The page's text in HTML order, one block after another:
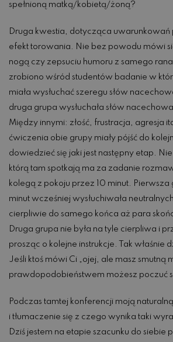
spełnioną matką/kobietą/żoną?
Druga kwestia, dotycząca uwarunkowań
efekt torowania. Nie bez powodu mówi
nogą czy zepsuciu humoru z samego
zrobiono wśród studentów badanie w
miała wysłuchać szeregu słów
druga grupa wysłuchała słów
Między innymi: złość, frustracja, agresja
ćwiczenia obie grupy miały pójść do
dowiedzieć się jaki jest następny etap.
którą tam spotkają ma za zadanie
kolegą z pokoju przez 10 minut. Pierwsza
minut wcześniej wysłuchiwała
cierpliwie do samego końca aż para
Druga grupa nie była na tyle cierpliwa i
prosząc o kolejne instrukcje. Tak właśnie
Jeśli ktoś mówi Ci „ojej, ale masz smutną
prawdopodobieństwem możesz poczuć
Podczas tamtej konferencji moją
i tłumaczenie się z czego wynika taki
Dziś jestem na etapie szacunku do siebie